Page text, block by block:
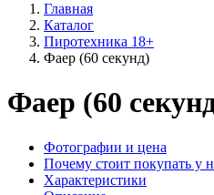
Главная
Каталог
Пиротехника 18+
Фаер (60 секунд)
Фаер (60
Фотографии и цена
Почему стоит покупать у
Характеристики